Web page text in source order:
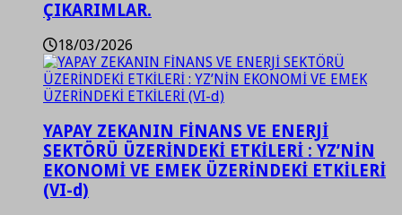
ÇIKARIMLAR.
18/03/2026
YAPAY ZEKANIN FİNANS VE ENERJİ
SEKTÖRÜ ÜZERİNDEKİ ETKİLERİ : YZ’NİN
EKONOMİ VE EMEK ÜZERİNDEKİ ETKİLERİ
(VI-d)